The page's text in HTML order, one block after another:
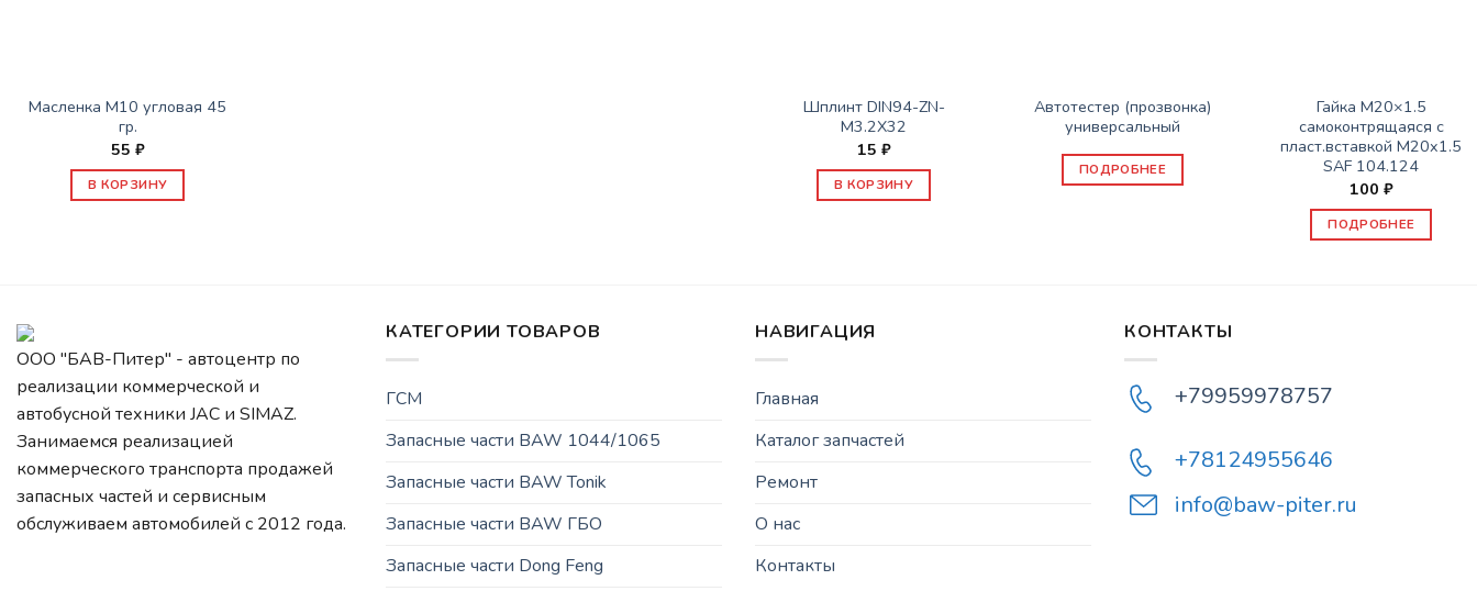
Масленка М10 угловая 45
гр.
55 ₽
В КОРЗИНУ
Шплинт DIN94-ZN-
M3.2X32
15 ₽
В КОРЗИНУ
Автотестер (прозвонка)
универсальный
ПОДРОБНЕЕ
Гайка М20×1.5
самоконтрящаяся с
пласт.вставкой M20x1.5
SAF 104.124
100 ₽
ПОДРОБНЕЕ
ООО "БАВ-Питер" - автоцентр по
реализации коммерческой и
автобусной техники JAC и SIMAZ.
Занимаемся реализацией
коммерческого транспорта продажей
запасных частей и сервисным
обслуживаем автомобилей c 2012 года.
КАТЕГОРИИ ТОВАРОВ
ГСМ
Запасные части BAW 1044/1065
Запасные части BAW Tonik
Запасные части BAW ГБО
Запасные части Dong Feng
НАВИГАЦИЯ
Главная
Каталог запчастей
Ремонт
О нас
Контакты
КОНТАКТЫ
+79959978757
+78124955646
info@baw-piter.ru